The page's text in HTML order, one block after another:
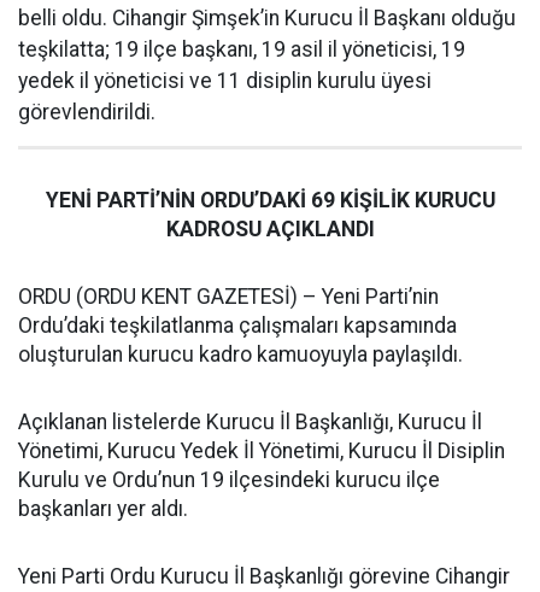
belli oldu. Cihangir Şimşek’in Kurucu İl Başkanı olduğu
teşkilatta; 19 ilçe başkanı, 19 asil il yöneticisi, 19
yedek il yöneticisi ve 11 disiplin kurulu üyesi
görevlendirildi.
YENİ PARTİ’NİN ORDU’DAKİ 69 KİŞİLİK KURUCU
KADROSU AÇIKLANDI
ORDU (ORDU KENT GAZETESİ) – Yeni Parti’nin
Ordu’daki teşkilatlanma çalışmaları kapsamında
oluşturulan kurucu kadro kamuoyuyla paylaşıldı.
Açıklanan listelerde Kurucu İl Başkanlığı, Kurucu İl
Yönetimi, Kurucu Yedek İl Yönetimi, Kurucu İl Disiplin
Kurulu ve Ordu’nun 19 ilçesindeki kurucu ilçe
başkanları yer aldı.
Yeni Parti Ordu Kurucu İl Başkanlığı görevine Cihangir